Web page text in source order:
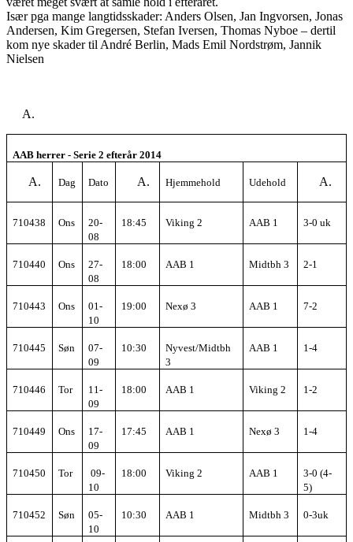
Især pga mange langtidsskader: Anders Olsen, Jan Ingvorsen, Jonas
Andersen, Kim Gregersen, Stefan Iversen, Thomas Nyboe – dertil
kom nye skader til André Berlin, Mads Emil Nordstrøm, Jannik
Nielsen
AAB herrer - Serie 2 efterår 2014
Dag Dato Hjemmehold Udehold
710438 Ons
20-
08
18:45 Viking 2 AAB 1 3-0 uk
710440 Ons
27-
08
18:00 AAB 1 Midtbh 3 2-1
710443 Ons
01-
10
19:00 Nexø 3 AAB 1 7-2
710445 Søn
07-
09
10:30
Nyvest/Midtbh
3
AAB 1 1-4
710446 Tor
11-
09
18:00 AAB 1 Viking 2 1-2
710449 Ons
17-
09
17:45 AAB 1 Nexø 3 1-4
710450 Tor
09-
10
18:00 Viking 2 AAB 1
3-0 (4-
5)
710452 Søn
05-
10
10:30 AAB 1 Midtbh 3 0-3uk